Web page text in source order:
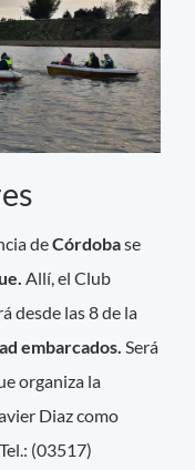
deCórdobase
Allí, el Club
desde las 8 de la
embarcados. Será
organiza la
Diaz como
(03517)